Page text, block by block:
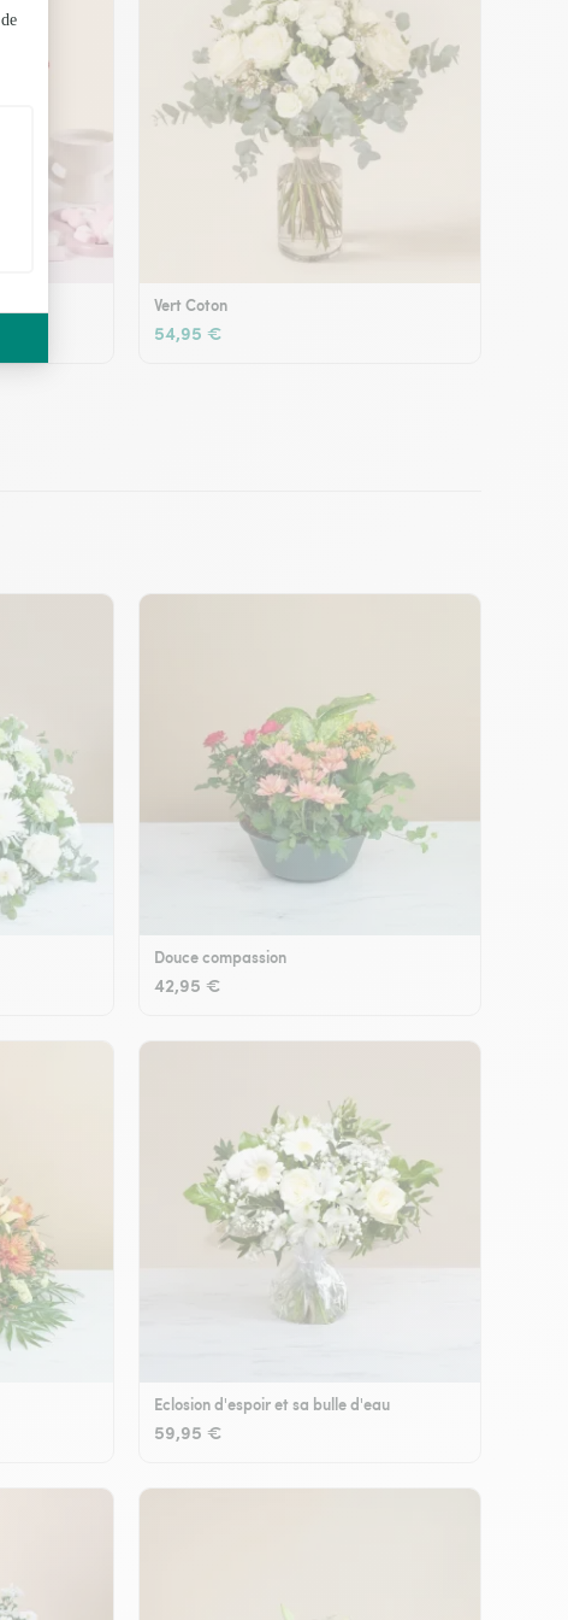
Vert Coton
54,95 €
Douce compassion
42,95 €
Eclosion d'espoir et sa bulle d'eau
59,95 €